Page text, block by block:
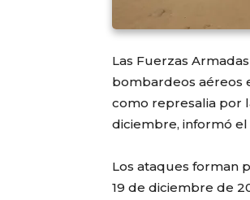
Las Fuerzas
bombardeos aéreos
como represalia por
diciembre, informó el
Los ataques forman
19 de diciembre de